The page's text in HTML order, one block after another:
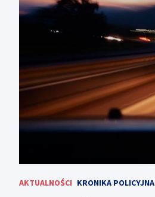
AKTUALNOŚCI KRONIKA POLICYJNA